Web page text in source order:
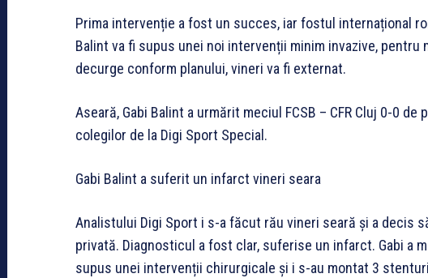
Prima intervenție a fost un succes, iar fostul internațional
Balint va fi supus unei noi intervenții minim invazive, pentru
decurge conform planului, vineri va fi externat.
Aseară, Gabi Balint a urmărit meciul FCSB – CFR Cluj 0-0
colegilor de la Digi Sport Special.
Gabi Balint a suferit un infarct vineri seara
Analistului Digi Sport i s-a făcut rău vineri seară și a decis
privată. Diagnosticul a fost clar, suferise un infarct. Gabi a
supus unei intervenții chirurgicale și i s-au montat 3